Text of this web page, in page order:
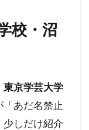
校・沼
東京学芸大学
「あだ名禁止
少しだけ紹介